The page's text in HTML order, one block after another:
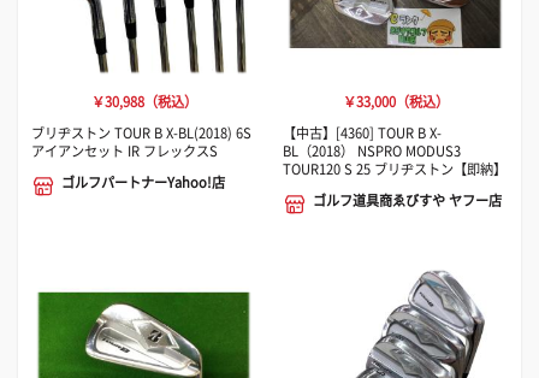
￥30,988（税込）
ブリヂストン TOUR B X-BL(2018) 6S
アイアンセット IR フレックスS
ゴルフパートナーYahoo!店
￥33,000（税込）
【中古】[4360] TOUR B X-
BL（2018） NSPRO MODUS3
TOUR120 S 25 ブリヂストン【即納】
ゴルフ道具商ゑびすや ヤフー店